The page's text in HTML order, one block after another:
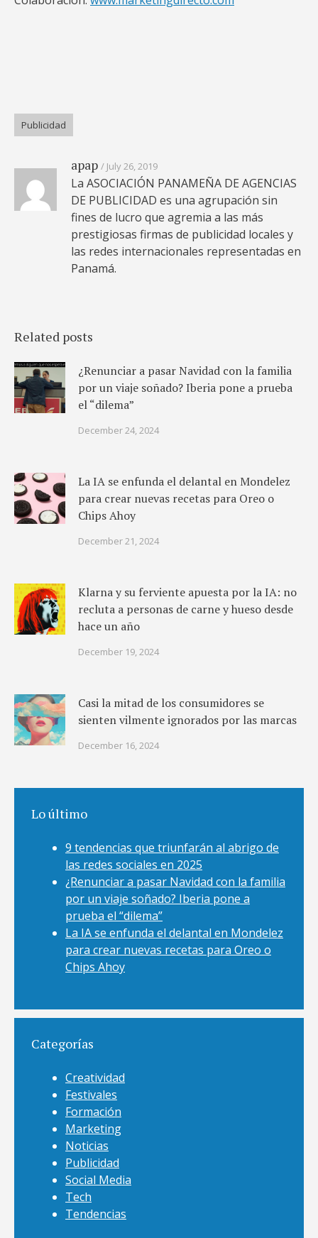
Publicidad
apap July 26, 2019
La ASOCIACIÓN PANAMEÑA DE AGENCIAS
DE PUBLICIDAD es una agrupación sin
fines de lucro que agremia a las más
prestigiosas firmas de publicidad locales y
las redes internacionales representadas en
Panamá.
Related posts
¿Renunciar a pasar Navidad con la familia
por un viaje soñado? Iberia pone a prueba
el “dilema”
December 24, 2024
La IA se enfunda el delantal en Mondelez
para crear nuevas recetas para Oreo o
Chips Ahoy
December 21, 2024
Klarna y su ferviente apuesta por la IA: no
recluta a personas de carne y hueso desde
hace un año
December 19, 2024
Casi la mitad de los consumidores se
sienten vilmente ignorados por las marcas
December 16, 2024
Lo último
9 tendencias que triunfarán al abrigo de
las redes sociales en 2025
¿Renunciar a pasar Navidad con la familia
por un viaje soñado? Iberia pone a
prueba el “dilema”
La IA se enfunda el delantal en Mondelez
para crear nuevas recetas para Oreo o
Chips Ahoy
Categorías
Creatividad
Festivales
Formación
Marketing
Noticias
Publicidad
Social Media
Tech
Tendencias